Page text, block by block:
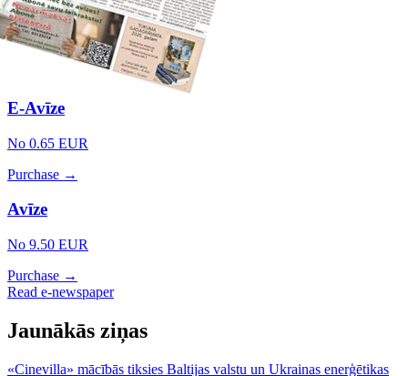
E-Avīze
No 0.65 EUR
Purchase →
Avīze
No 9.50 EUR
Purchase →
Read e-newspaper
Jaunākās ziņas
«Cinevilla» mācībās tiksies Baltijas valstu un Ukrainas enerģētikas